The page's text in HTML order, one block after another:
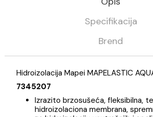
Materijali za pločice Mapei
Specifikacija
Brend